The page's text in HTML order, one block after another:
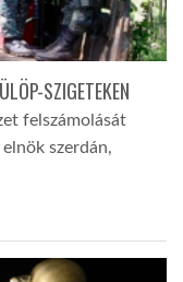
SZIGETEKEN
felszámolását
szerdán,